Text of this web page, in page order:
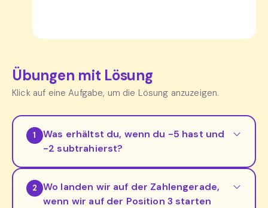
Übungen mit Lösung
Klick auf eine Aufgabe, um die Lösung anzuzeigen.
1
Was erhältst du, wenn du -5 hast und
-2 subtrahierst?
2
Wo landen wir auf der Zahlengerade,
wenn wir auf der Position 3 starten